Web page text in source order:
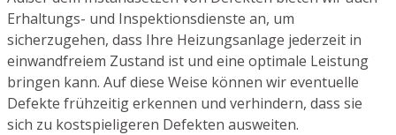
Erhaltungs- und Inspektionsdienste an, um
sicherzugehen, dass Ihre Heizungsanlage jederzeit in
einwandfreiem Zustand ist und eine optimale Leistung
bringen kann. Auf diese Weise können wir eventuelle
Defekte frühzeitig erkennen und verhindern, dass sie
sich zu kostspieligeren Defekten ausweiten.